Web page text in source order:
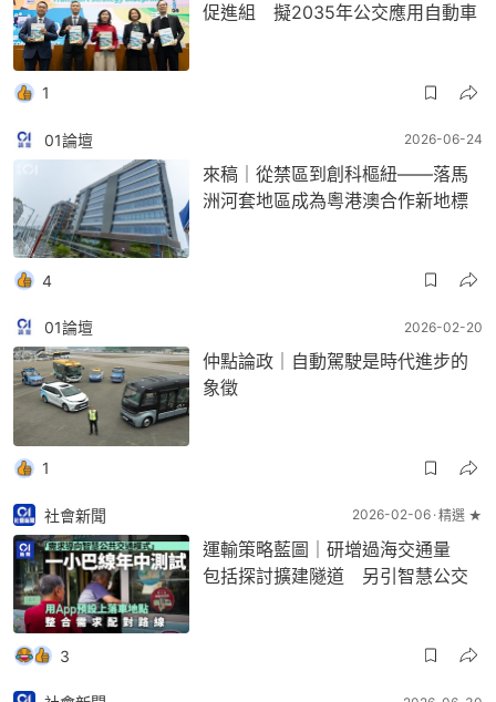
促進組 擬2035年公交應用自動車
1
01論壇 2026-06-24
來稿｜從禁區到創科樞紐——落馬
洲河套地區成為粵港澳合作新地標
4
01論壇 2026-02-20
仲點論政｜自動駕駛是時代進步的
象徵
1
社會新聞 2026-02-06 精選 ★
運輸策略藍圖｜研增過海交通量
包括探討擴建隧道 另引智慧公交
3